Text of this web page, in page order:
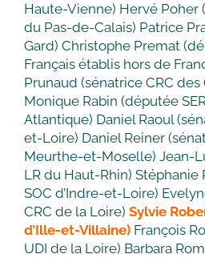
Haute-Vienne) Hervé Poher
du Pas-de-Calais) Patrice
Gard) Christophe Premat
Français établis hors de
Prunaud (sénatrice CRC des
Monique Rabin (députée
Atlantique) Daniel Raoul
et-Loire) Daniel Reiner
Meurthe-et-Moselle) Jean-
LR du Haut-Rhin) Stéphanie
SOC d’Indre-et-Loire)
CRC de la Loire) Sylvie
d’Ille-et-Villaine) François
UDI de la Loire) Barbara